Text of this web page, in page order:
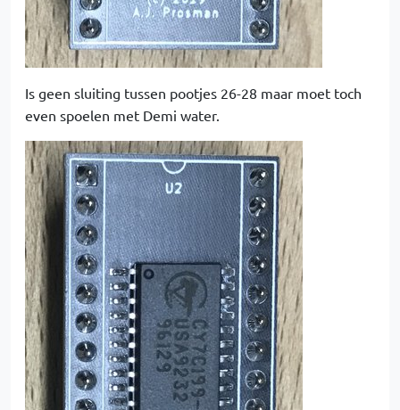
Is geen sluiting tussen pootjes 26-28 maar moet toch
even spoelen met Demi water.